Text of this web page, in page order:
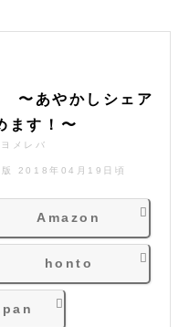
〜あやかしシェア
ます！〜
ヨメレバ
版 2018年04月19日頃
Amazon
honto